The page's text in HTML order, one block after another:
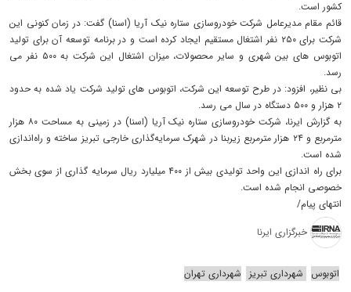
کشور است.
قائم مقام مدیرعامل شرکت خودروسازی ستاره نیک آریا (اسنا) گفت: در زمان کنونی این
شرکت برای ۲۵۰ نفر اشتغال مستقیم ایجاد کرده است و در برنامه توسعه آن برای تولید
اتوبوس های بین شهری و سایر محصولات، میزان اشتغال این شرکت به ۵۰۰ نفر می
رسد.
بی نظیر، افزود: در طرح توسعه این شرکت، اتوبوس های تولید شرکت یاد شده به حدود
۲ هزار و ۵۰۰ دستگاه در سال می رسد.
به گزارش ایرنا، شرکت خودروسازی ستاره نیک آریا (اسنا) در زمینی به مساحت ۸۰ هزار
مترمربع و ۲۴ هزار مترمربع زیربنا در شهرک سرمایه‌گذاری خارجی تبریز ساخته و راه‌اندازی
شده است.
برای راه اندازی این واحد تولیدی بیش از ۴۰۰ میلیارد ریال سرمایه گذاری از سوی بخش
خصوصی انجام شده است.
انتهای پیام/
خبرگزاری ایرنا
اتوبوس شهرداری تبریز شهرداری تهران